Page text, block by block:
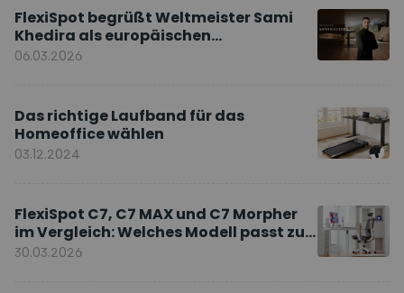
FlexiSpot begrüßt Weltmeister Sami
Khedira als europäischen
Markenbotschafter
06.03.2026
Das richtige Laufband für das
Homeoffice wählen
03.12.2024
FlexiSpot C7, C7 MAX und C7 Morpher
im Vergleich: Welches Modell passt zu
Ihnen?
30.03.2026